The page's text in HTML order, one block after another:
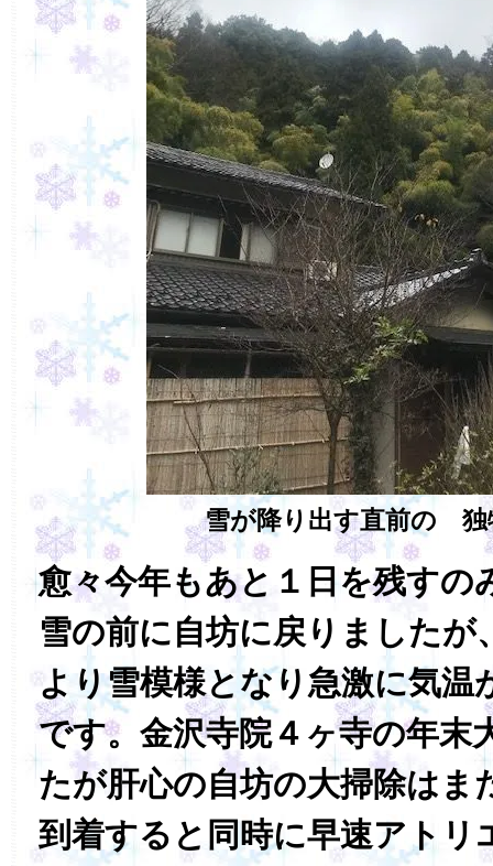
雪が降り出す直前の 独
愈々今年もあと１日を残すの
雪の前に自坊に戻りましたが
より雪模様となり急激に気温
です。金沢寺院４ヶ寺の年末
たが肝心の自坊の大掃除はま
到着すると同時に早速アトリ